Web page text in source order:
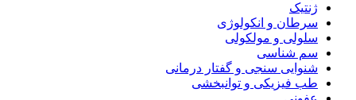
ژنتیک
سرطان و انکولوژی
سلولی و مولکولی
سم شناسی
شنوایی سنجی و گفتار درمانی
طب فیزیکی و توانبخشی